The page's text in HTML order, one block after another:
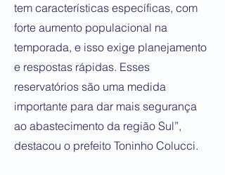
tem características específicas, com
forte aumento populacional na
temporada, e isso exige planejamento
e respostas rápidas. Esses
reservatórios são uma medida
importante para dar mais segurança
ao abastecimento da região Sul”,
destacou o prefeito Toninho Colucci.